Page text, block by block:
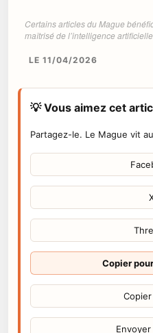
Certains articles du Mague
maîtrisé de l’intelligence artificielle.
LE 11/04/2026
💡 Vous aimez cet
Partagez-le. Le Mague vit
Copier
Envoyer